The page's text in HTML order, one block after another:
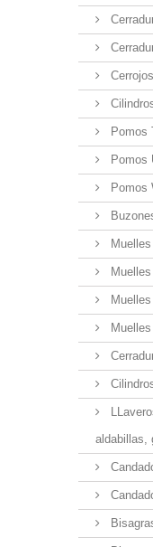
Pomos
Pomos
Pomos
aldabillas,